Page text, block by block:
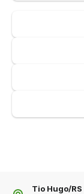
Tio Hugo/RS